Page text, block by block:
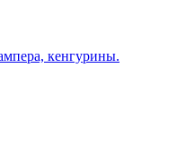
кенгурины.